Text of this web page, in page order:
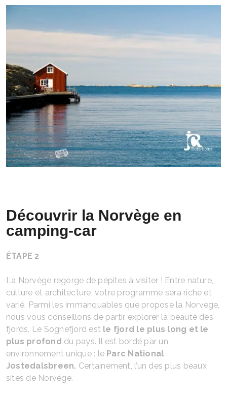
Découvrir la Norvège en
camping-car
ÉTAPE 2
La Norvège regorge de pépites à visiter ! Entre nature,
culture et architecture, votre programme sera riche et
varié. Parmi les immanquables que propose la Norvège,
nous vous conseillons de partir explorer la beauté des
fjords. Le Sognefjord est le fjord le plus long et le
plus profond du pays. Il est bordé par un
environnement unique : le Parc National
Jostedalsbreen. Certainement, l’un des plus beaux
sites de Norvège.